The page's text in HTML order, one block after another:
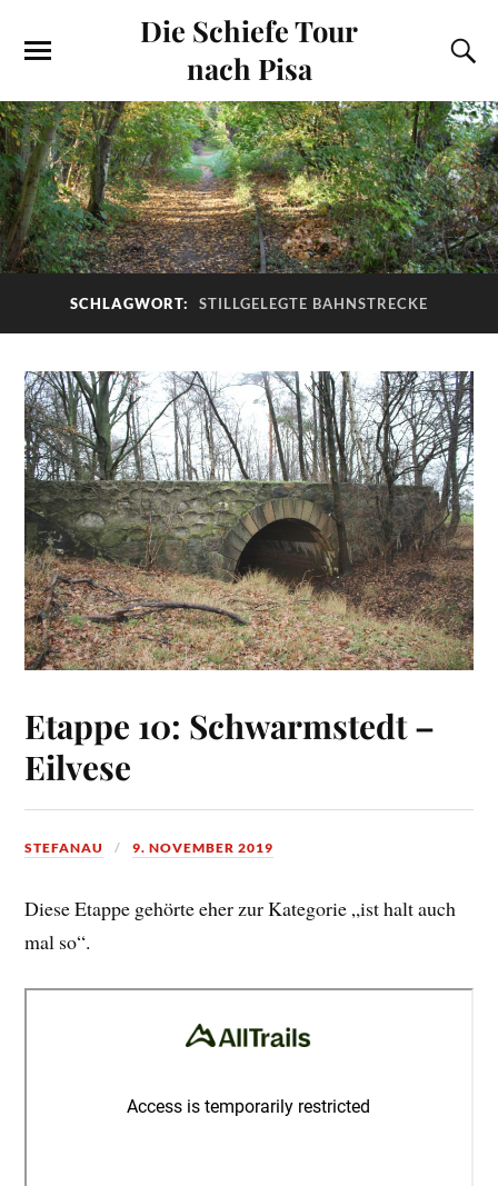
Die Schiefe Tour
nach Pisa
SCHLAGWORT: STILLGELEGTE BAHNSTRECKE
Etappe 10: Schwarmstedt –
Eilvese
STEFANAU 9. NOVEMBER 2019
Diese Etappe gehörte eher zur Kategorie „ist halt auch
mal so“.